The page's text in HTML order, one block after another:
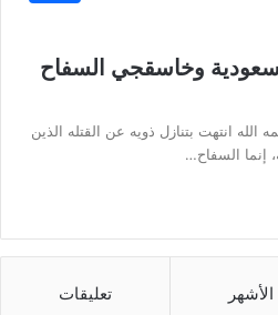
وخاسقجي السفاح
انتهت بتنازل ذويه عن القتله الذين
إنما السفاح…
الأشهر تعليقات